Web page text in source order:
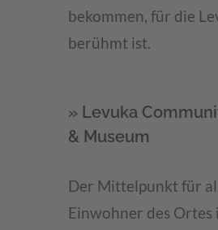
bekommen, für die
berühmt ist.
» Levuka
& Museum
Der Mittelpunkt für
Einwohner des Ortes